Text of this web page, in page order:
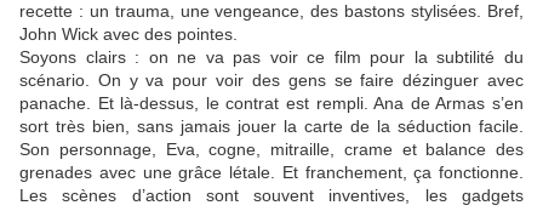
recette : un trauma, une vengeance, des bastons stylisées. Bref,
John Wick avec des pointes.
Soyons clairs : on ne va pas voir ce film pour la subtilité du
scénario. On y va pour voir des gens se faire dézinguer avec
panache. Et là-dessus, le contrat est rempli. Ana de Armas s’en
sort très bien, sans jamais jouer la carte de la séduction facile.
Son personnage, Eva, cogne, mitraille, crame et balance des
grenades avec une grâce létale. Et franchement, ça fonctionne.
Les scènes d’action sont souvent inventives, les gadgets